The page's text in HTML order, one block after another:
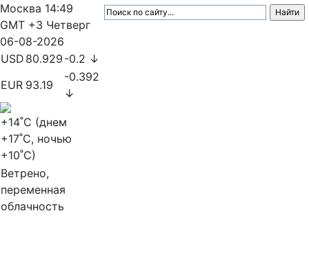
Москва 14:49
GMT +3 Четверг
06-08-2026
USD 80.929 -0.2 ↓
EUR 93.19
-0.392
↓
+14˚C (днем
+17˚C, ночью
+10˚C)
Ветрено,
переменная
облачность